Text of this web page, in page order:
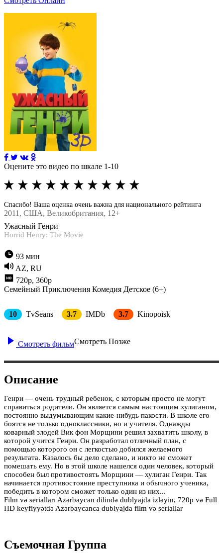
Оцените это видео по шкале 1-10
Спасибо! Ваша оценка очень важна для национального рейтинга
2011 , США, Великобритания, 12+
Ужасный Генри
Horrid Henry: The Movie
93 мин
AZ, RU
720p, 360p
Семейный Приключения Комедия Детское (6+)
10 TvSeans 3.7 IMDb 3.7 Kinopoisk
Смотреть фильмСмотреть Позже
Описание
Генри — очень трудный ребенок, с которым просто не могут
справиться родители. Он является самым настоящим хулиганом,
постоянно выдумывающим какие-нибудь пакости. В школе его
боятся не только одноклассники, но и учителя. Однажды
коварный злодей Вик фон Морщини решил захватить школу, в
которой учится Генри. Он разработал отличный план, с
помощью которого он с легкостью добился желаемого
результата. Казалось бы дело сделано, и никто не сможет
помешать ему. Но в этой школе нашелся один человек, который
способен был противостоять Морщини — хулиган Генри. Так
начинается противостояние преступника и обычного ученика,
победить в котором сможет только один из них...
Film və serialları Azərbaycan dilində dublyajda izləyin, 720p və Full
HD keyfiyyətdə Azərbaycanca dublyajda film və seriallar
Съемочная Группа